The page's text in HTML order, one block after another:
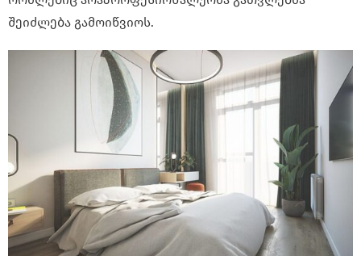
შეიძლება გამოიწვიოს.